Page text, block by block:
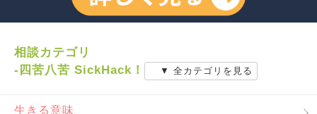
相談カテゴリ
-四苦八苦 SickHack！
▼ 全カテゴリを見る
生きる意味